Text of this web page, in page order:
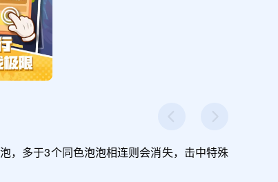
，多于3个同色泡泡相连则会消失，击中特殊